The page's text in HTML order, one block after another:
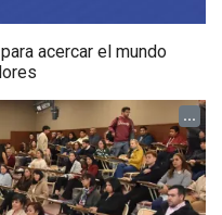
acercar el mundo
...